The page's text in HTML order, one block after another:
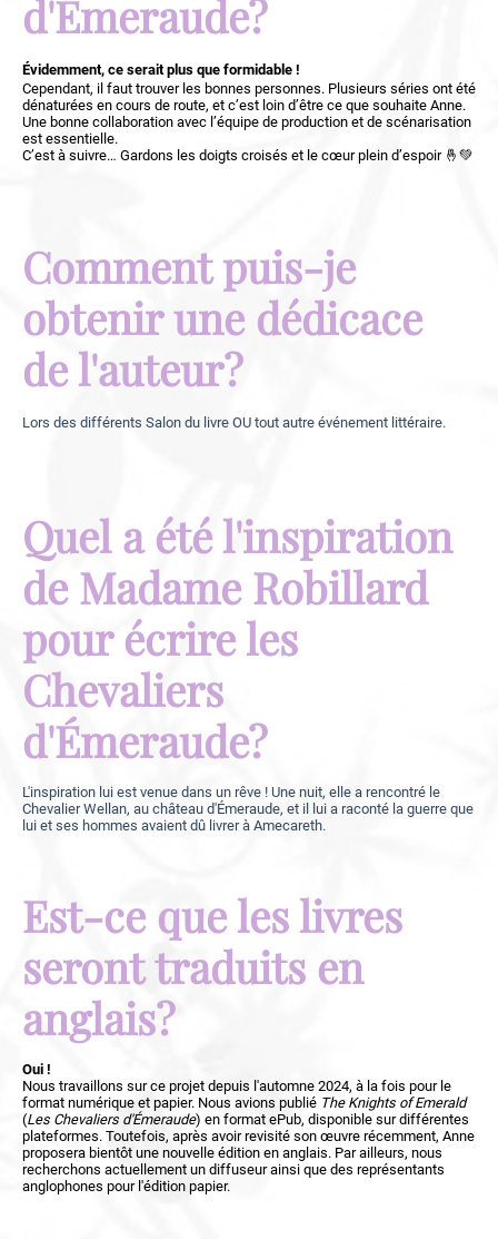
d'Émeraude?
Évidemment, ce serait plus que formidable !
Cependant, il faut trouver les bonnes personnes. Plusieurs séries ont été
dénaturées en cours de route, et c’est loin d’être ce que souhaite Anne.
Une bonne collaboration avec l’équipe de production et de scénarisation
est essentielle.
C’est à suivre… Gardons les doigts croisés et le cœur plein d’espoir 🤞💚
Comment puis-je
obtenir une dédicace
de l'auteur?
Lors des différents Salon du livre OU tout autre événement littéraire.
Quel a été l'inspiration
de Madame Robillard
pour écrire les
Chevaliers
d'Émeraude?
L'inspiration lui est venue dans un rêve ! Une nuit, elle a rencontré le
Chevalier Wellan, au château d'Émeraude, et il lui a raconté la guerre que
lui et ses hommes avaient dû livrer à Amecareth.
Est-ce que les livres
seront traduits en
anglais?
Oui !
Nous travaillons sur ce projet depuis l'automne 2024, à la fois pour le
format numérique et papier. Nous avions publié The Knights of Emerald
(Les Chevaliers d'Émeraude) en format ePub, disponible sur différentes
plateformes. Toutefois, après avoir revisité son œuvre récemment, Anne
proposera bientôt une nouvelle édition en anglais. Par ailleurs, nous
recherchons actuellement un diffuseur ainsi que des représentants
anglophones pour l'édition papier.